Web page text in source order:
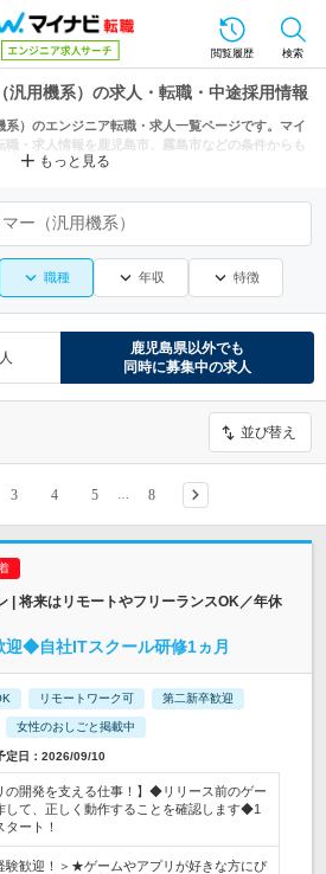
閲覧履歴 検索
汎用機系）の求人・転職・中途採用情報
）のエンジニア転職・求人一覧ページです。マイ
職・求人情報を鹿児島市、霧島市などの条件からも
もっと見る
ー（汎用機系）
職種 年収 特徴
鹿児島県以外でも
同時に募集中の求人
並び替え
3 4 5 8
| 将来はリモートやフリーランスOK／年休
迎◆自社ITスクール研修1ヵ月
リモートワーク可 第二新卒歓迎
女性のおしごと掲載中
定日：2026/09/10
の開発を支える仕事！】◆リリース前のゲー
して、正しく動作することを確認します◆1
ート！
験歓迎！＞★ゲームやアプリが好きな方にぴ